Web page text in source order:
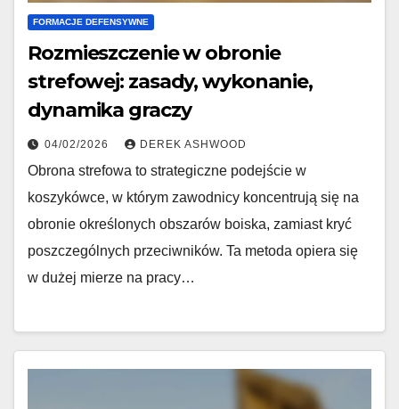
FORMACJE DEFENSYWNE
Rozmieszczenie w obronie
strefowej: zasady, wykonanie,
dynamika graczy
04/02/2026 DEREK ASHWOOD
Obrona strefowa to strategiczne podejście w
koszykówce, w którym zawodnicy koncentrują się na
obronie określonych obszarów boiska, zamiast kryć
poszczególnych przeciwników. Ta metoda opiera się
w dużej mierze na pracy…